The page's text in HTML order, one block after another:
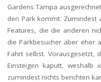
Gardens Tampa
den Park kommt. Zumindest
Features, die die anderen
die Parkbesucher aber eher
Fahrt selbst. Vorausgesetzt,
Einsteigen kaputt, weshalb
zumindest nichts berichten